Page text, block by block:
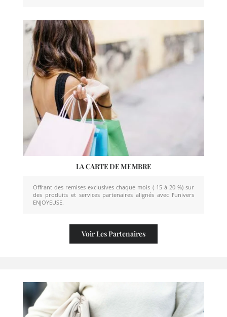
LA CARTE DE MEMBRE
Offrant des remises exclusives chaque mois ( 15 à 20 %) sur
des produits et services partenaires alignés avec l’univers
ENJOYEUSE.
Voir Les Partenaires